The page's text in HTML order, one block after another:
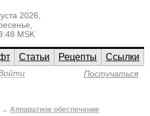
2026,
MSK
Статьи Рецепты
Ссылки
Постучаться
→ Аппаратное обеспечение